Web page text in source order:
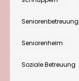
Seniorenbetreuung
Seniorenheim
Soziale Betreuung